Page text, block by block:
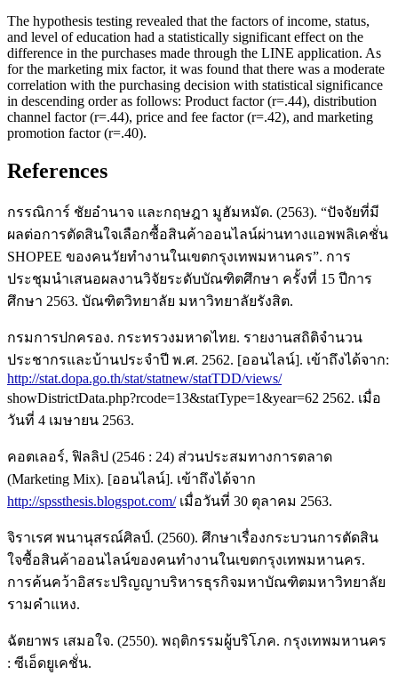
The hypothesis testing revealed that the factors of income, status,
and level of education had a statistically significant effect on the
difference in the purchases made through the LINE application. As
for the marketing mix factor, it was found that there was a moderate
correlation with the purchasing decision with statistical significance
in descending order as follows: Product factor (r=.44), distribution
channel factor (r=.44), price and fee factor (r=.42), and marketing
promotion factor (r=.40).
References
กรรณิการ์ ชัยอำนาจ และกฤษฎา มูฮัมหมัด. (2563). “ปัจจัยที่มี
ผลต่อการตัดสินใจเลือกซื้อสินค้าออนไลน์ผ่านทางแอพพลิเคชั่น
SHOPEE ของคนวัยทำงานในเขตกรุงเทพมหานคร”. การ
ประชุมนำเสนอผลงานวิจัยระดับบัณฑิตศึกษา ครั้งที่ 15 ปีการ
ศึกษา 2563. บัณฑิตวิทยาลัย มหาวิทยาลัยรังสิต.
กรมการปกครอง. กระทรวงมหาดไทย. รายงานสถิติจำนวน
ประชากรและบ้านประจำปี พ.ศ. 2562. [ออนไลน์]. เข้าถึงได้จาก:
http://stat.dopa.go.th/stat/statnew/statTDD/views/
showDistrictData.php?rcode=13&statType=1&year=62 2562. เมื่อ
วันที่ 4 เมษายน 2563.
คอตเลอร์, ฟิลลิป (2546 : 24) ส่วนประสมทางการตลาด
(Marketing Mix). [ออนไลน์]. เข้าถึงได้จาก
http://spssthesis.blogspot.com/เมื่อวันที่ 30 ตุลาคม 2563.
จิราเรศ พนานุสรณ์ศิลป์. (2560). ศึกษาเรื่องกระบวนการตัดสิน
ใจซื้อสินค้าออนไลน์ของคนทำงานในเขตกรุงเทพมหานคร.
การค้นคว้าอิสระปริญญาบริหารธุรกิจมหาบัณฑิตมหาวิทยาลัย
รามคำแหง.
ฉัตยาพร เสมอใจ. (2550). พฤติกรรมผู้บริโภค. กรุงเทพมหานคร
: ซีเอ็ดยูเคชั่น.